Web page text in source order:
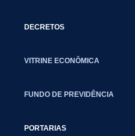
DECRETOS
VITRINE ECONÔMICA
FUNDO DE PREVIDÊNCIA
PORTARIAS